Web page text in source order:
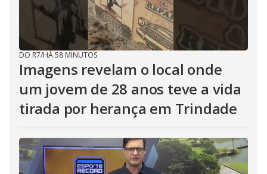
DO R7/HÁ 58 MINUTOS
Imagens revelam o local onde
um jovem de 28 anos teve a vida
tirada por herança em Trindade